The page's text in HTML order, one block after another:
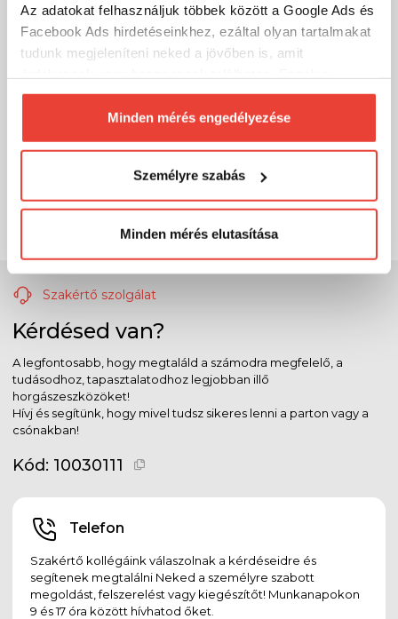
Az adatokat felhasználjuk többek között a Google Ads és
Facebook Ads hirdetéseinkhez, ezáltal olyan tartalmakat
tudunk megjeleníteni neked a jövőben is, amit
biztosításához arra kérünk, hogy engedd meg
számunkra minden mérés használatát.
Természetesensoha semmilyen formában nem fogunk
megváltoztathatod a döntésed ezzel kapcsolatban.
Előre is köszönjük!
Minden mérés engedélyezése
Személyre szabás
Minden mérés elutasítása
Szakértő szolgálat
Kérdésed van?
A legfontosabb, hogy megtaláld a számodra megfelelő, a
tudásodhoz, tapasztalatodhoz legjobban illő
horgászeszközöket!
Hívj és segítünk, hogy mivel tudsz sikeres lenni a parton vagy a
csónakban!
Kód: 10030111
Telefon
Szakértő kollégáink válaszolnak a kérdéseidre és
segítenek megtalálni Neked a személyre szabott
megoldást, felszerelést vagy kiegészítőt! Munkanapokon
9 és 17 óra között hívhatod őket.